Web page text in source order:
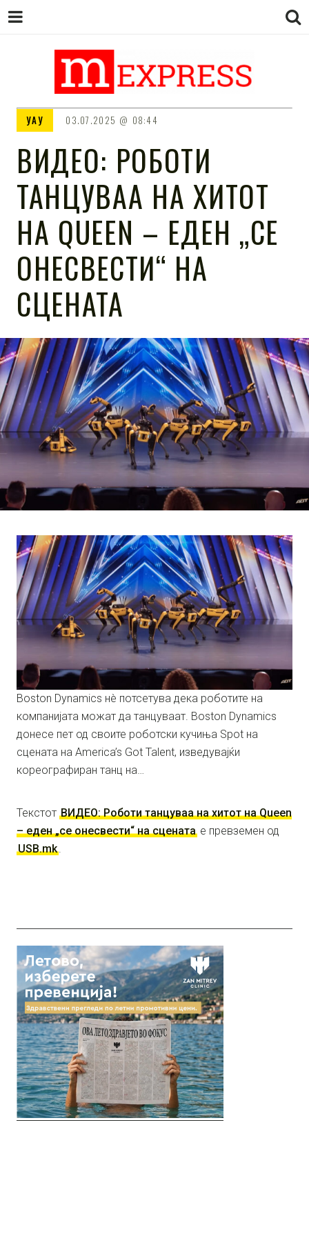
M EXPRESS
УАУ 03.07.2025 08:44
ВИДЕО: РОБОТИ
ТАНЦУВАА НА ХИТОТ
НА QUEEN – ЕДЕН „СЕ
ОНЕСВЕСТИ“ НА
СЦЕНАТА
Boston Dynamics нè потсетува дека роботите на
компанијата можат да танцуваат. Boston Dynamics
донесе пет од своите роботски кучиња Spot на
сцената на America’s Got Talent, изведувајќи
кореографиран танц на…
Текстот ВИДЕО: Роботи танцуваа на хитот на Queen
– еден „се онесвести“ на сцената е превземен од
USB.mk.